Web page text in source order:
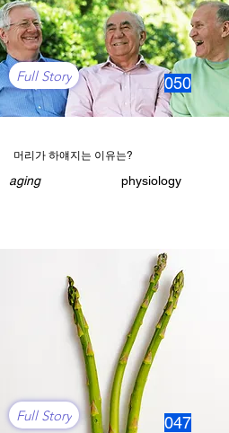
050
Full Story
머리가 하얘지는 이유는?
aging physiology
047
Full Story